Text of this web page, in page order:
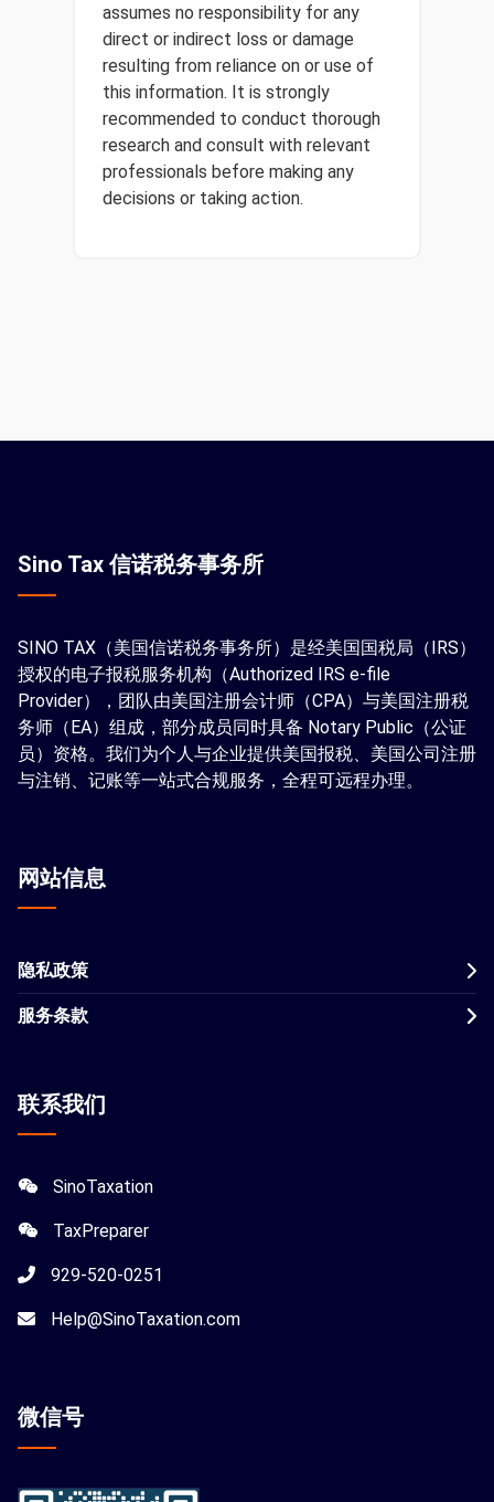
assumes no responsibility for any
direct or indirect loss or damage
resulting from reliance on or use of
this information. It is strongly
recommended to conduct thorough
research and consult with relevant
professionals before making any
decisions or taking action.
Sino Tax 信诺税务事务所
SINO TAX（美国信诺税务事务所）是经美国国税局（IRS）
授权的电子报税服务机构（Authorized IRS e-file
Provider），团队由美国注册会计师（CPA）与美国注册税
务师（EA）组成，部分成员同时具备 Notary Public（公证
员）资格。我们为个人与企业提供美国报税、美国公司注册
与注销、记账等一站式合规服务，全程可远程办理。
网站信息
隐私政策
服务条款
联系我们
SinoTaxation
TaxPreparer
929-520-0251
Help@SinoTaxation.com
微信号